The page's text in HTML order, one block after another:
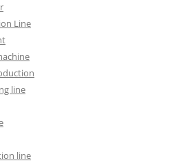
Line
line
line